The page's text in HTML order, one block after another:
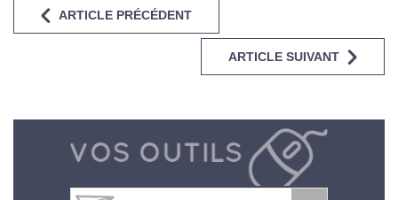
ARTICLE PRÉCÉDENT
ARTICLE SUIVANT